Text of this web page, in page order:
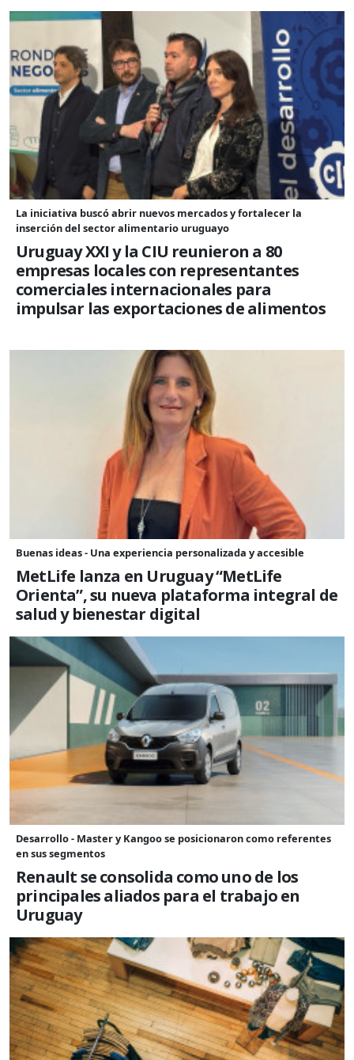
La iniciativa buscó abrir nuevos mercados y fortalecer la
inserción del sector alimentario uruguayo
Uruguay XXI y la CIU reunieron a 80
empresas locales con representantes
comerciales internacionales para
impulsar las exportaciones de alimentos
Buenas ideas - Una experiencia personalizada y accesible
MetLife lanza en Uruguay “MetLife
Orienta”, su nueva plataforma integral de
salud y bienestar digital
Desarrollo - Master y Kangoo se posicionaron como referentes
en sus segmentos
Renault se consolida como uno de los
principales aliados para el trabajo en
Uruguay